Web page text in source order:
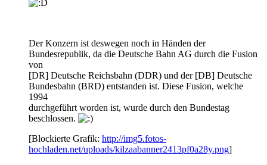
Der Konzern ist deswegen noch in Händen der
Bundesrepublik, da die Deutsche Bahn AG durch die Fusion
von
[DR] Deutsche Reichsbahn (DDR) und der [DB] Deutsche
Bundesbahn (BRD) entstanden ist. Diese Fusion, welche
1994
durchgeführt worden ist, wurde durch den Bundestag
beschlossen.
[Blockierte Grafik: http://img5.fotos-
hochladen.net/uploads/kilzaabanner2413pf0a28y.png]